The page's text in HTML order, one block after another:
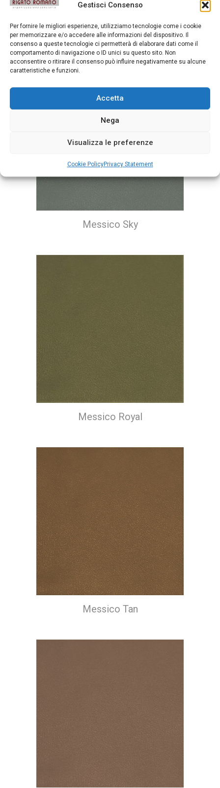
Gestisci Consenso
Per fornire le migliori esperienze, utilizziamo tecnologie come i cookie
per memorizzare e/o accedere alle informazioni del dispositivo. Il
consenso a queste tecnologie ci permetterà di elaborare dati come il
comportamento di navigazione o ID unici su questo sito. Non
acconsentire o ritirare il consenso può influire negativamente su alcune
caratteristiche e funzioni.
Accetta
Nega
Visualizza le preferenze
Cookie PolicyPrivacy Statement
Messico Misty
Messico Sky
Messico Royal
Messico Tan